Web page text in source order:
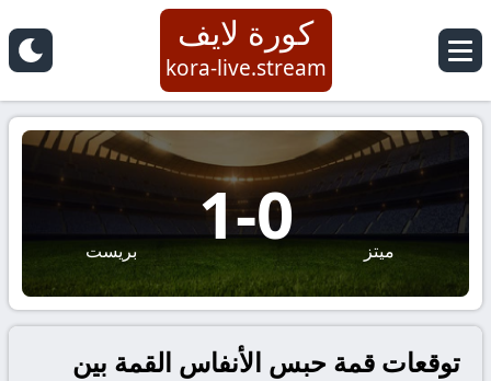
كورة لايف
kora-live.stream
ميتز 0
-
1 بريست
توقعات قمة حبس الأنفاس القمة بين